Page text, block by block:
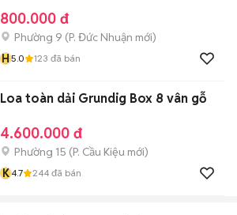
800.000 đ
Phường 9 (P. Đức Nhuận mới)
H5.0 123 đã bán
Loa toàn dải Grundig Box 8 vân gỗ
4.600.000 đ
Phường 15 (P. Cầu Kiệu mới)
K4.7 244 đã bán